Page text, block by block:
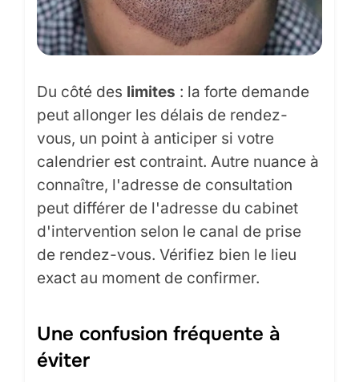
Du côté des limites : la forte demande
peut allonger les délais de rendez-
vous, un point à anticiper si votre
calendrier est contraint. Autre nuance à
connaître, l'adresse de consultation
peut différer de l'adresse du cabinet
d'intervention selon le canal de prise
de rendez-vous. Vérifiez bien le lieu
exact au moment de confirmer.
Une confusion fréquente à
éviter